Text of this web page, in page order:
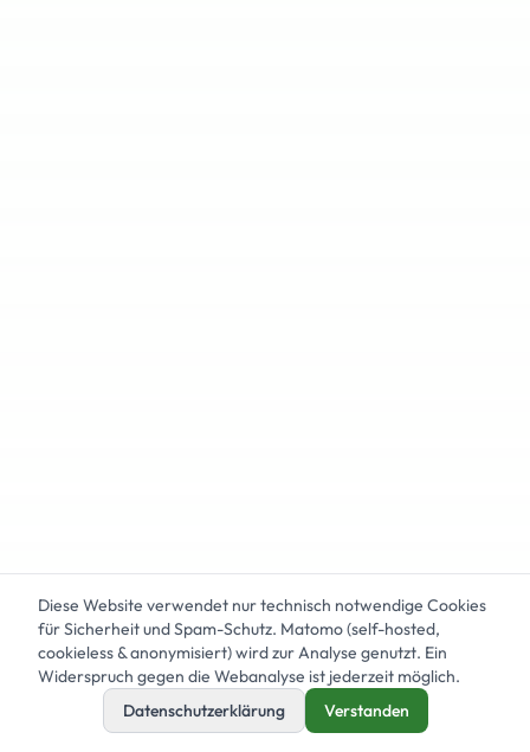
Diese Website verwendet nur technisch notwendige Cookies
für Sicherheit und Spam-Schutz. Matomo (self-hosted,
cookieless & anonymisiert) wird zur Analyse genutzt. Ein
Widerspruch gegen die Webanalyse ist jederzeit möglich.
Datenschutzerklärung
Verstanden